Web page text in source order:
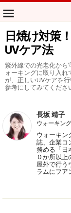
日焼け対策
UVケア法
紫外線での光老化から
ォーキングに取り入
が、正しいUVケアを
参考にしてみてくださ
長坂 靖子
ウォーキン
ウォーキン
誌、企業コ
務める「日
０か所以上
屋外で行う
ラムにフア